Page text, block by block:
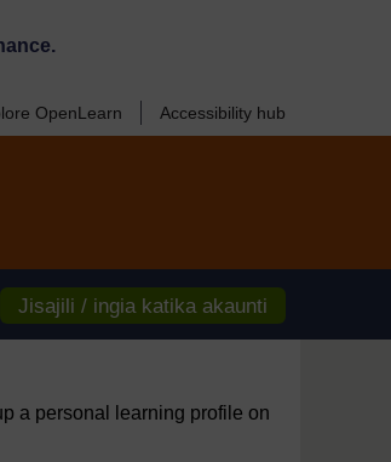
OpenLearn Accessibility hub
Jisajili / ingia katika akaunti
a personal learning profile on